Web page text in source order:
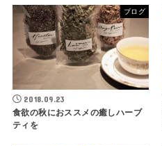
ブログ
2018.09.23
食欲の秋におススメの癒しハーブ
ティを